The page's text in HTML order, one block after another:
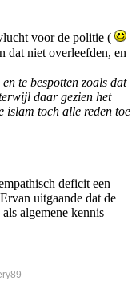
voor de politie (
dat niet overleefden, en
te bespotten zoals dat
daar gezien het
islam toch alle reden toe
deficit een
uitgaande dat de
algemene kennis